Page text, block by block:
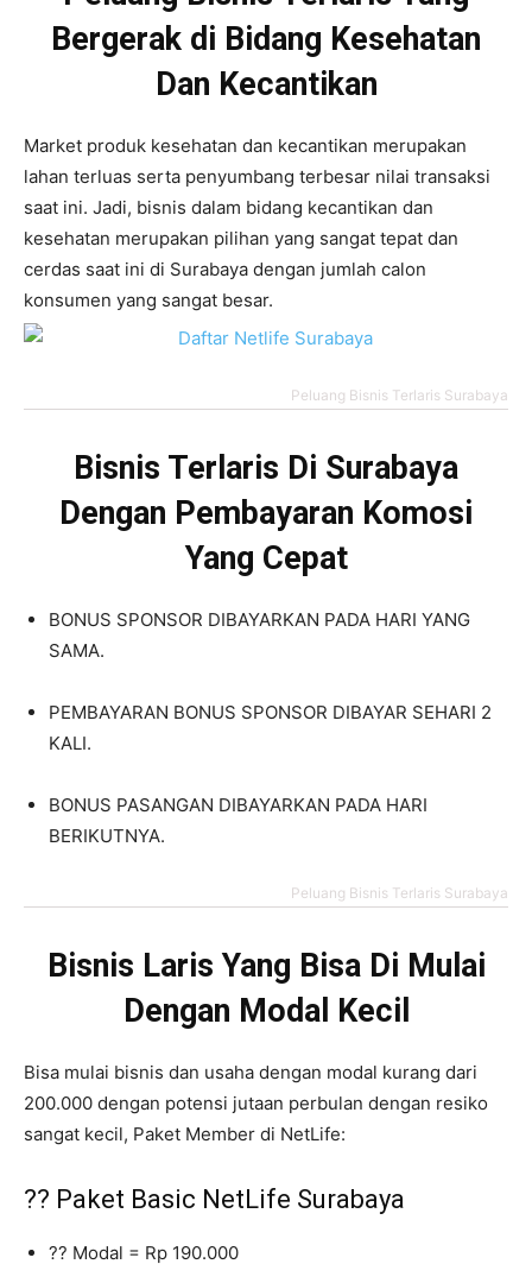
Bergerak di Bidang Kesehatan
Dan Kecantikan
Market produk kesehatan dan kecantikan merupakan
lahan terluas serta penyumbang terbesar nilai transaksi
saat ini. Jadi, bisnis dalam bidang kecantikan dan
kesehatan merupakan pilihan yang sangat tepat dan
cerdas saat ini di Surabaya dengan jumlah calon
konsumen yang sangat besar.
Peluang Bisnis Terlaris Surabaya
Bisnis Terlaris Di Surabaya
Dengan Pembayaran Komosi
Yang Cepat
BONUS SPONSOR DIBAYARKAN PADA HARI YANG
SAMA.
PEMBAYARAN BONUS SPONSOR DIBAYAR SEHARI 2
KALI.
BONUS PASANGAN DIBAYARKAN PADA HARI
BERIKUTNYA.
Peluang Bisnis Terlaris Surabaya
Bisnis Laris Yang Bisa Di Mulai
Dengan Modal Kecil
Bisa mulai bisnis dan usaha dengan modal kurang dari
200.000 dengan potensi jutaan perbulan dengan resiko
sangat kecil, Paket Member di NetLife:
?? Paket Basic NetLife Surabaya
?? Modal = Rp 190.000